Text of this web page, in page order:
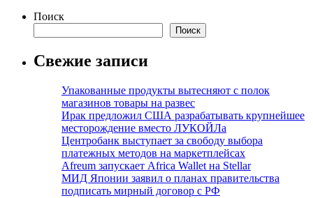
Поиск
Поиск
Свежие записи
Упакованные продукты вытесняют с полок
магазинов товары на развес
Ирак предложил США разрабатывать крупнейшее
месторождение вместо ЛУКОЙЛа
Центробанк выступает за свободу выбора
платежных методов на маркетплейсах
Afreum запускает Africa Wallet на Stellar
МИД Японии заявил о планах правительства
подписать мирный договор с РФ